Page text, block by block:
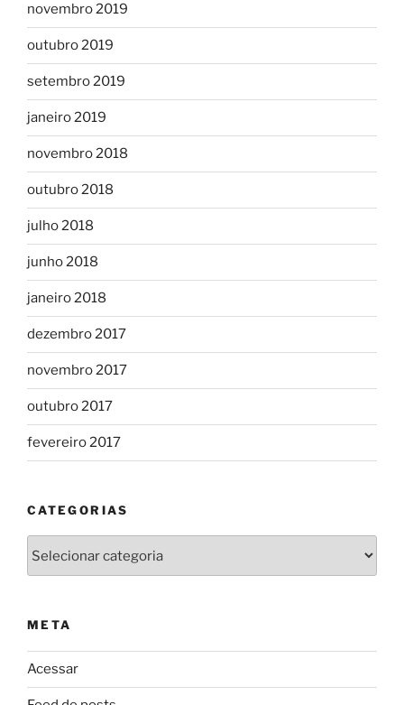
novembro 2019
outubro 2019
setembro 2019
janeiro 2019
novembro 2018
outubro 2018
julho 2018
junho 2018
janeiro 2018
dezembro 2017
novembro 2017
outubro 2017
fevereiro 2017
CATEGORIAS
META
Acessar